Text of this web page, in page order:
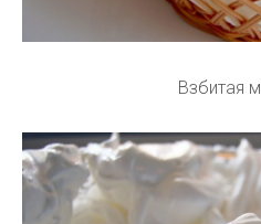
Взбитая